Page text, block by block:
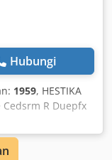
Hubungi
1959, HESTIKA
R Duepfx